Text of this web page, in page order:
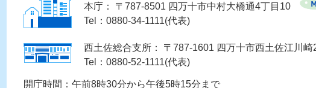
本庁： 〒787-8501 四万十市中村大橋通4丁目10
Tel：0880-34-1111(代表)
西土佐総合支所： 〒787-1601 四万十市西土佐江川崎
Tel：0880-52-1111(代表)
開庁時間：午前8時30分から午後5時15分まで